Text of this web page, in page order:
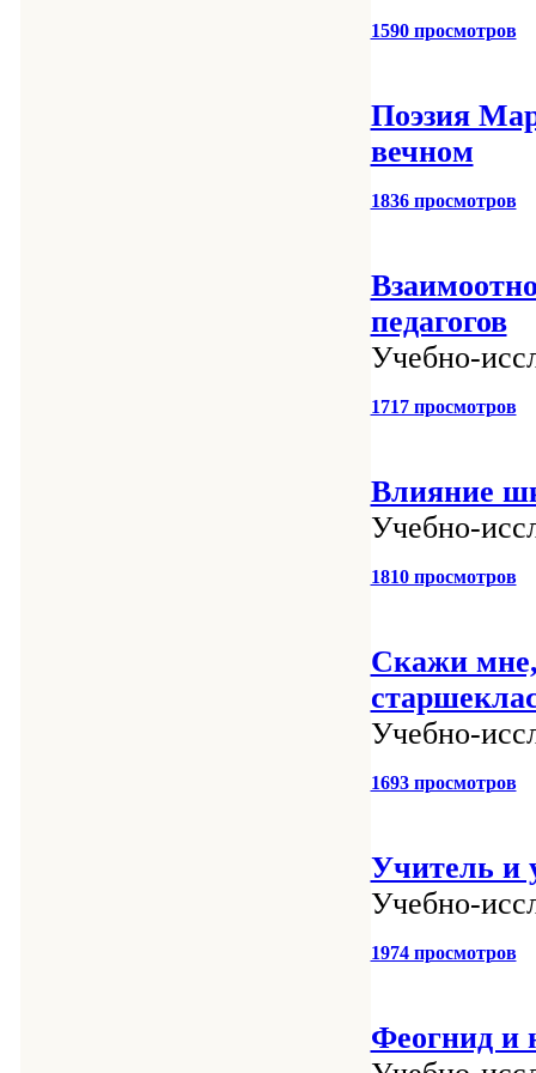
1590 просмотров
Поэзия
вечном
1836 просмотров
педагогов
Учебно-
1717 просмотров
Влияние
Учебно-
1810 просмотров
Скажи
Учебно-
1693 просмотров
Учитель и
Учебно-
1974 просмотров
Феогнид и